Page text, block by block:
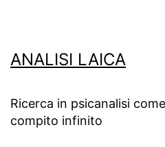
contenuto
ANALISI LAICA
Ricerca in psicanalisi come
compito infinito